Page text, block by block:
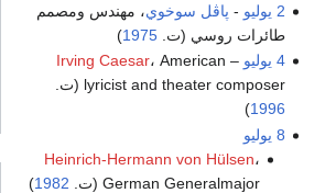
2 يوليو
- پاڤل سوخوي، مهندس ومصمم
طائرات روسي (ت.1975
)
4 يوليو
–
Irving Caesar، American
lyricist and theater composer (ت.
1996
)
8 يوليو
Heinrich-Hermann von Hülsen،
German Generalmajor (ت.
1982
)